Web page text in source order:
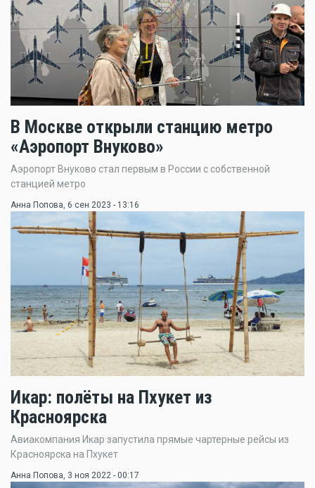
В Москве открыли станцию метро
«Аэропорт Внуково»
Аэропорт Внуково стал первым в России с собственной
станцией метро
Анна Попова , 6 сен 2023 - 13:16
Икар: полёты на Пхукет из
Красноярска
Авиакомпания Икар запустила прямые чартерные рейсы из
Красноярска на Пхукет
Анна Попова , 3 ноя 2022 - 00:17